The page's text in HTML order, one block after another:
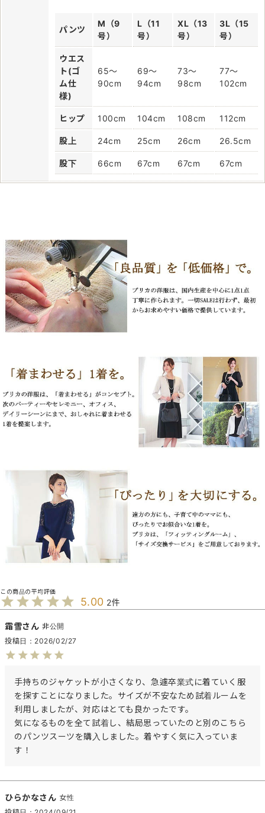
パンツ
M（9
号）
L（11
号）
XL（13
号）
3L（15
号）
ウエス
ト(ゴ
ム仕
様)
65～
90cm
69～
94cm
73～
98cm
77～
102cm
ヒップ 100cm 104cm 108cm 112cm
股上 24cm 25cm 26cm 26.5cm
股下 66cm 67cm 67cm 67cm
5.00 2
霜雪
非公開
投稿日
2026/02/27
手持ちのジャケットが小さくなり、急遽卒業式に着ていく服
を探すことになりました。サイズが不安なため試着ルームを
利用しましたが、対応はとても良かったです。
気になるものを全て試着し、結局思っていたのと別のこちら
のパンツスーツを購入しました。着やすく気に入っていま
す！
ひらかな
女性